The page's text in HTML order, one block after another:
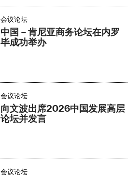
会议论坛
中国－肯尼亚商务论坛在内罗
毕成功举办
会议论坛
向文波出席2026中国发展高层
论坛并发言
会议论坛